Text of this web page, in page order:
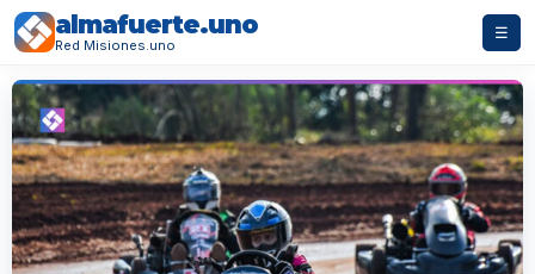
almafuerte.uno
Red Misiones.uno
☰